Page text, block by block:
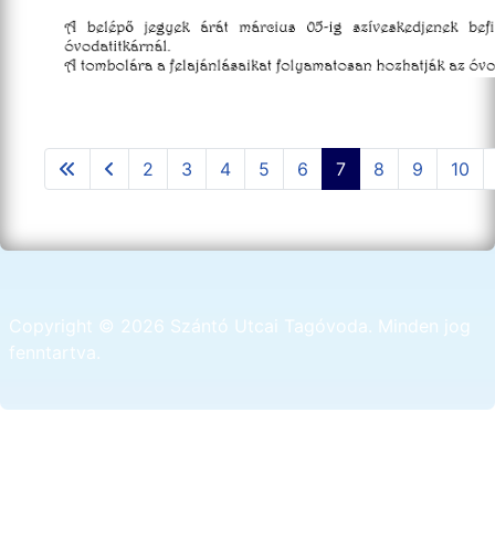
2 3 4 5 6 7 8 9 10
Copyright © 2026 Szántó Utcai Tagóvoda. Minden jog
fenntartva.